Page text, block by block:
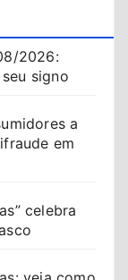
2026:
signo
a
em
celebra